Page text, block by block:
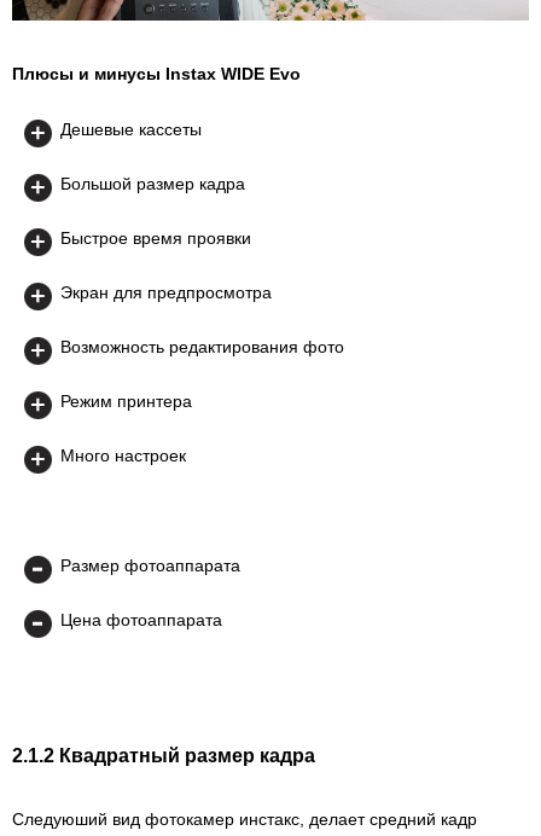
Плюсы и минусы Instax WIDE Evo
Дешевые кассеты
Большой размер кадра
Быстрое время проявки
Экран для предпросмотра
Возможность редактирования фото
Режим принтера
Много настроек
Размер фотоаппарата
Цена фотоаппарата
2.1.2 Квадратный размер кадра
Следуюший вид фотокамер инстакс, делает средний кадр